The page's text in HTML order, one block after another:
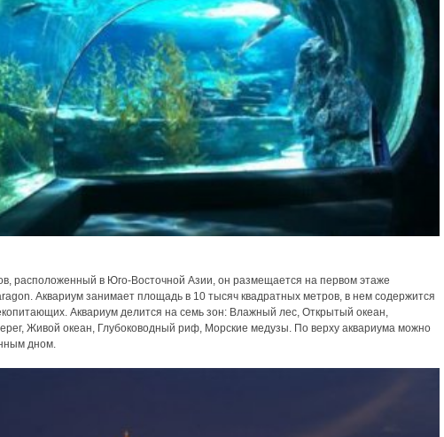
расположенный в Юго-Восточной Азии, он размещается на первом этаже
Аквариум занимает площадь в 10 тысяч квадратных метров, в нем содержится
Аквариум делится на семь зон: Влажный лес, Открытый океан,
Живой океан, Глубоководный риф, Морские медузы. По верху аквариума можно
дном.